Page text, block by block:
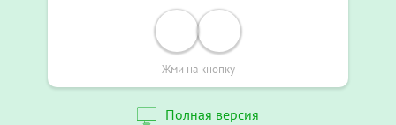
Жми на кнопку
Полная версия